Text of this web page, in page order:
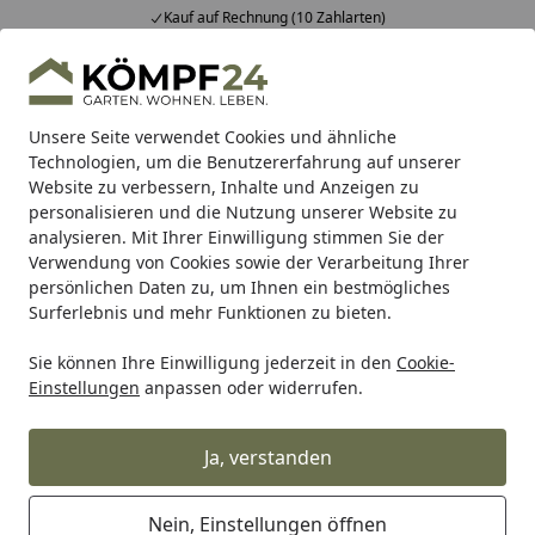
Unsere Seite verwendet Cookies und ähnliche
Technologien, um die Benutzererfahrung auf unserer
Website zu verbessern, Inhalte und Anzeigen zu
personalisieren und die Nutzung unserer Website zu
analysieren. Mit Ihrer Einwilligung stimmen Sie der
Verwendung von Cookies sowie der Verarbeitung Ihrer
persönlichen Daten zu, um Ihnen ein bestmögliches
Surferlebnis und mehr Funktionen zu bieten.
Sie können Ihre Einwilligung jederzeit in den Cookie-
Einstellungen anpassen oder widerrufen.
Ja, verstanden
Nein, Einstellungen öffnen
Kauf auf Rechnung (10 Zahlarten)
Alle Produkte
Mein Konto
Suchen
Startseite
Alles für den Garten Hochbeet, Pflanzkasten & mehr!
KGT Hochbeet Woody light aus
Lärchenholz - 630 l